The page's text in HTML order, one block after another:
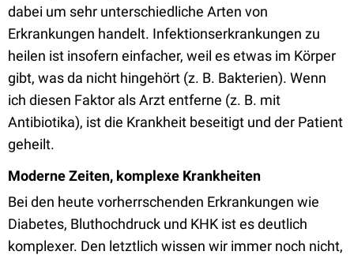
dabei um sehr unterschiedliche Arten von
Erkrankungen handelt. Infektionserkrankungen zu
heilen ist insofern einfacher, weil es etwas im Körper
gibt, was da nicht hingehört (z. B. Bakterien). Wenn
ich diesen Faktor als Arzt entferne (z. B. mit
Antibiotika), ist die Krankheit beseitigt und der Patient
geheilt.
Moderne Zeiten, komplexe Krankheiten
Bei den heute vorherrschenden Erkrankungen wie
Diabetes, Bluthochdruck und KHK ist es deutlich
komplexer. Den letztlich wissen wir immer noch nicht,